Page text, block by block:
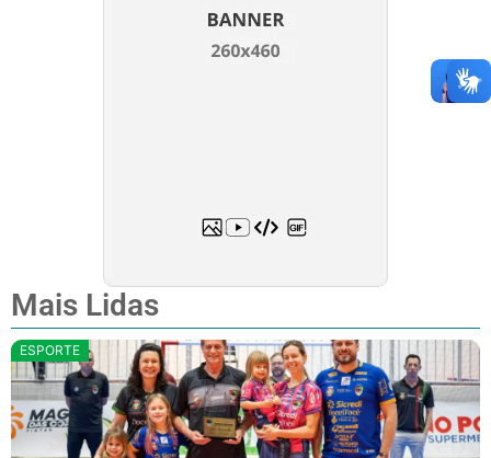
Mais Lidas
ESPORTE